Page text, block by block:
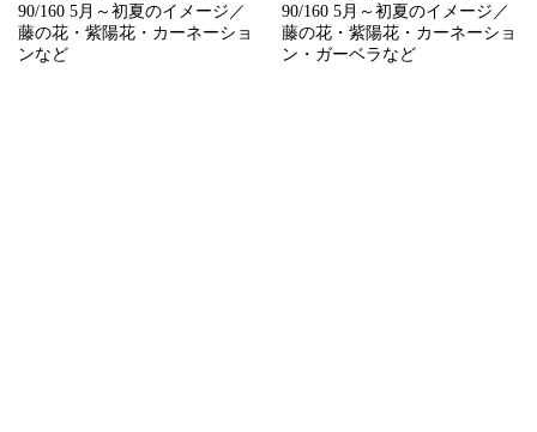
90/160 5月～初夏のイメージ／
藤の花・紫陽花・カーネーショ
ンなど
90/160 5月～初夏のイメージ／
藤の花・紫陽花・カーネーショ
ン・ガーベラなど